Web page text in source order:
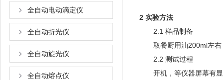
全自动电动滴定仪
全自动折光仪
全自动旋光仪
全自动熔点仪
2 实验方法
2.1 样品制备
取餐厨用油200ml左右
2.2 测试过程
开机，等仪器屏幕有显示